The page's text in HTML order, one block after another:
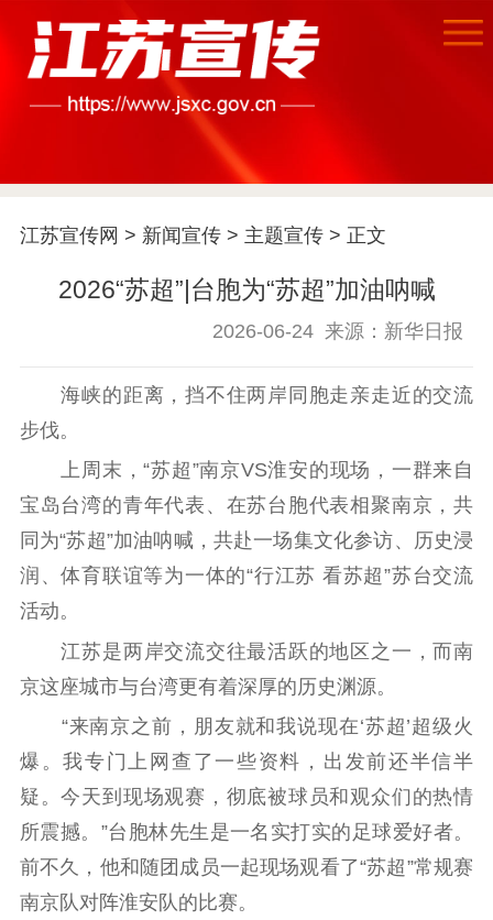
首页
江苏要闻
公示公告
通知公告 信息公开制度
信息公开指南
工作动态
理论武装
理论学习
哲学社科
社科强省 工作通知
成果集萃
江苏文脉
资料下载
新闻宣传
主题宣传 对外宣传
新闻发布
记者之家
江苏宣传网 > 新闻宣传> 主题宣传> 正文
2026“苏超”|台胞为“苏超”加油呐喊
2026-06-24 来源：新华日报
海峡的距离，挡不住两岸同胞走亲走近的交流
步伐。
上周末，“苏超”南京VS淮安的现场，一群来自
宝岛台湾的青年代表、在苏台胞代表相聚南京，共
同为“苏超”加油呐喊，共赴一场集文化参访、历史浸
润、体育联谊等为一体的“行江苏 看苏超”苏台交流
活动。
江苏是两岸交流交往最活跃的地区之一，而南
京这座城市与台湾更有着深厚的历史渊源。
“来南京之前，朋友就和我说现在‘苏超’超级火
爆。我专门上网查了一些资料，出发前还半信半
疑。今天到现场观赛，彻底被球员和观众们的热情
所震撼。”台胞林先生是一名实打实的足球爱好者。
前不久，他和随团成员一起现场观看了“苏超”常规赛
南京队对阵淮安队的比赛。